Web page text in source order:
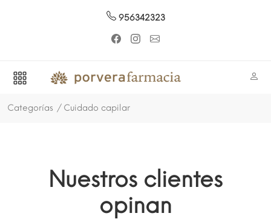
956342323
Categorías Cuidado capilar
Nuestros clientes
opinan